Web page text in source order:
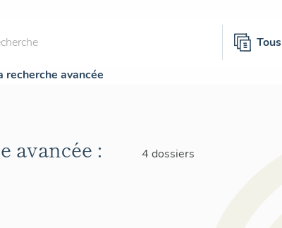
Tous
recherche avancée
avancée : 4 dossiers